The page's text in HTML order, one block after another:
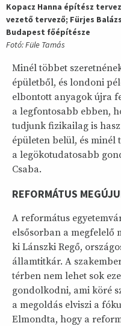
Kopacz Hanna építész
vezető tervező; Fürjes
Budapest főépítésze
Fotó: Füle Tamás
Minél többet
épületből, és londoni
elbontott anyagok újra
a legfontosabb ebben,
tudjunk fizikailag is
épületen belül, és minél
a legökotudatosabb
Csaba.
REFORMÁTUS
A református
elsősorban a megfelelő
ki Lánszki Regő,
államtitkár. A
térben nem lehet sok
gondolkodni, ami köré
a megoldás elviszi a
Elmondta, hogy a